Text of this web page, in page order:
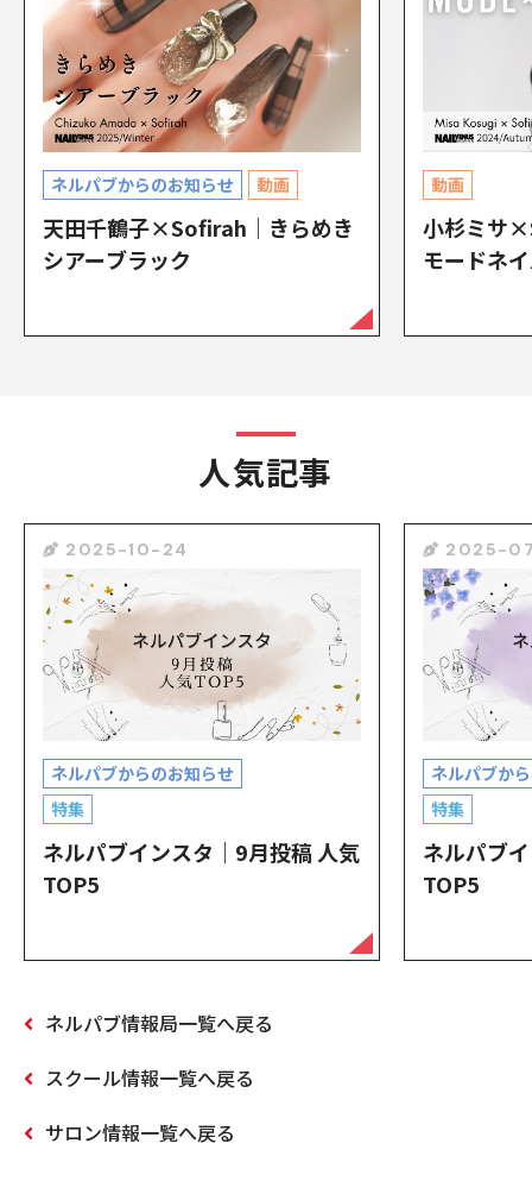
ネルパブからのお知らせ 動画
天田千鶴子×Sofirah｜きらめき
シアーブラック
動画
小杉ミサ
モードネ
人気記事
2025-10-24
ネルパブからのお知らせ
特集
ネルパブインスタ｜9月投稿 人気
TOP5
2025-
ネルパブか
特集
ネルパブ
TOP5
ネルパブ情報局一覧へ戻る
スクール情報一覧へ戻る
サロン情報一覧へ戻る